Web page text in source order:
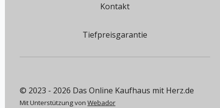
Kontakt
Tiefpreisgarantie
© 2023 - 2026 Das Online Kaufhaus mit Herz.de
Mit Unterstützung von Webador